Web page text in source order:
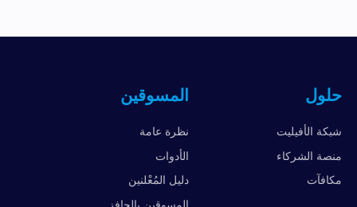
حلول
شبكة الأفيليت
منصة الشركاء
مكافآت
المسوقين
نظرة عامة
الأدوات
دليل المُعْلنين
المسوقين بالحافز